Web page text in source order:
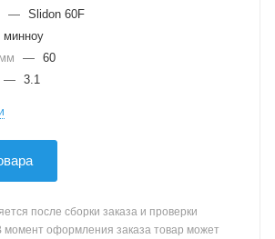
— Slidon 60F
минноу
— 60
— 3.1
после сборки заказа и проверки
момент оформления заказа товар может